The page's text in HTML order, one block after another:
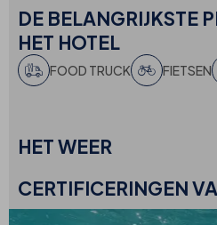
DE BELANGRIJKSTE
HET HOTEL
FOOD TRUCK FIETSEN
HETWEER
CERTIFICERINGEN